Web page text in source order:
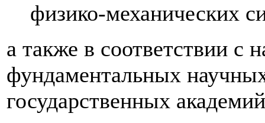
физико-механических
а также в соответствии
фундаментальных
государственных